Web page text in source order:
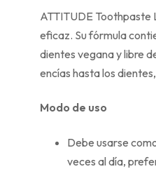
ATTITUDE Toothpaste
eficaz. Su fórmula
dientes vegana y libre
encías hasta los
Modo de uso
Debe usarse
veces al día,